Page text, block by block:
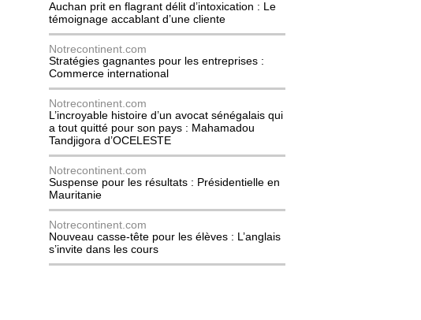
Auchan prit en flagrant délit d’intoxication : Le
témoignage accablant d’une cliente
Notrecontinent.com
Stratégies gagnantes pour les entreprises :
Commerce international
Notrecontinent.com
L’incroyable histoire d’un avocat sénégalais qui
a tout quitté pour son pays : Mahamadou
Tandjigora d’OCELESTE
Notrecontinent.com
Suspense pour les résultats : Présidentielle en
Mauritanie
Notrecontinent.com
Nouveau casse-tête pour les élèves : L’anglais
s’invite dans les cours